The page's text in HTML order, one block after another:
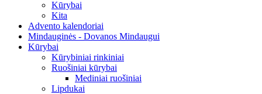
Kūrybai
Kita
Advento kalendoriai
Mindauginės - Dovanos Mindaugui
Kūrybai
Kūrybiniai rinkiniai
Ruošiniai kūrybai
Mediniai ruošiniai
Lipdukai